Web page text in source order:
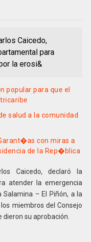
Caicedo,
para
la erosi&
popular para que el
salud a la comunidad
con miras a
de la Rep�blica
Caicedo, declaró la
atender la emergencia
– El Piñón, a la
miembros del Consejo
su aprobación.